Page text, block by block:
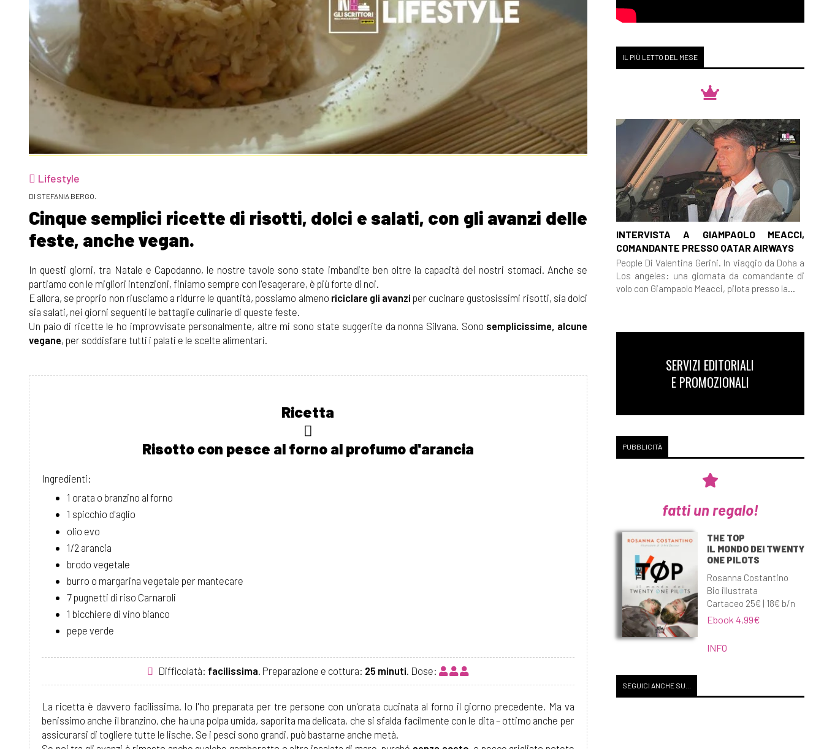
Lifestyle
DI STEFANIA BERGO.
Cinque semplici ricette di risotti, dolci e salati, con gli avanzi delle
feste, anche vegan.
In questi giorni, tra Natale e Capodanno, le nostre tavole sono state imbandite ben oltre la capacità dei nostri stomaci. Anche se
partiamo con le migliori intenzioni, finiamo sempre con l'esagerare, è più forte di noi.
E allora, se proprio non riusciamo a ridurre le quantità, possiamo almeno riciclare gli avanzi per cucinare gustosissimi risotti, sia dolci
sia salati, nei giorni seguenti le battaglie culinarie di queste feste.
Un paio di ricette le ho improvvisate personalmente, altre mi sono state suggerite da nonna Silvana. Sono semplicissime, alcune
vegane, per soddisfare tutti i palati e le scelte alimentari.
Ricetta
Risotto con pesce al forno al profumo d'arancia
Ingredienti:
1 orata o branzino al forno
1 spicchio d'aglio
olio evo
1/2 arancia
brodo vegetale
burro o margarina vegetale per mantecare
7 pugnetti di riso Carnaroli
1 bicchiere di vino bianco
pepe verde
Difficolatà: facilissima . Preparazione e cottura: 25 minuti . Dose:
La ricetta è davvero facilissima. Io l'ho preparata per tre persone con un'orata cucinata al forno il giorno precedente. Ma va
benissimo anche il branzino, che ha una polpa umida, saporita ma delicata, che si sfalda facilmente con le dita – ottimo anche per
assicurarsi di togliere tutte le lische. Se i pesci sono grandi, può bastarne anche metà.
IL PIÙ LETTO DEL MESE
INTERVISTA A GIAMPAOLO MEACCI,
COMANDANTE PRESSO QATAR AIRWAYS
People Di Valentina Gerini. In viaggio da Doha a
Los angeles: una giornata da comandante di
volo con Giampaolo Meacci, pilota presso la...
SERVIZI EDITORIALI
E PROMOZIONALI
PUBBLICITÀ
fatti un regalo!
THE TOP
IL MONDO DEI TWENTY
ONE PILOTS
Rosanna Costantino
Bio illustrata
Cartaceo 25€ | 18€ b/n
Ebook 4,99€
INFO
SEGUICI ANCHE SU...